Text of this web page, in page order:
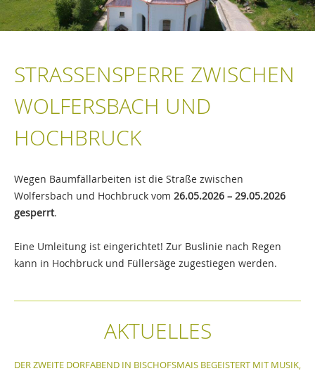
STRASSENSPERRE ZWISCHEN W
OLFERSBACH UND H
OCHBRUCK
Wegen Baumfällarbeiten ist die Straße zwischen
Wolfersbach und Hochbruck vom 26.05.2026 – 29.05.2026
gesperrt.
Eine Umleitung ist eingerichtet! Zur Buslinie nach Regen
kann in Hochbruck und Füllersäge zugestiegen werden.
AKTUELLES
DER ZWEITE DORFABEND IN BISCHOFSMAIS BEGEISTERT MIT MUSIK,